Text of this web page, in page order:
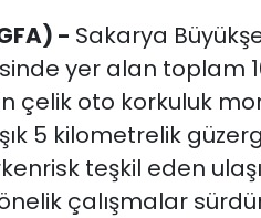
- Sakarya
yer alan
çelik oto korkuluk
5 kilometrelik
teşkil eden
çalışmalar